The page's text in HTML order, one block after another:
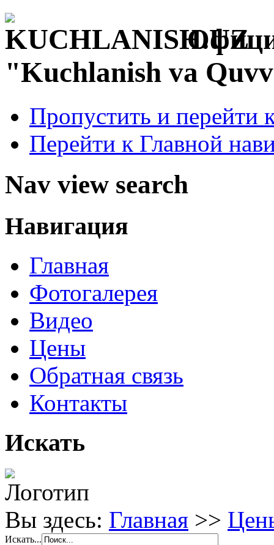
"Kuchlanish va
Пропустить и перейти
Перейти к Главной
Nav view search
Навигация
Главная
Фотогалерея
Видео
Цены
Обратная связь
Контакты
Искать
Вы здесь: Главная >>
Искать...